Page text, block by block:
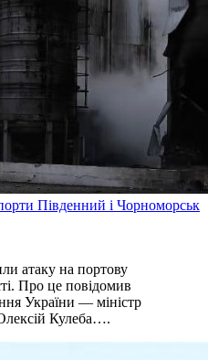
Південний і Чорноморськ
атаку на портову
Про це повідомив
України — міністр
Кулеба….